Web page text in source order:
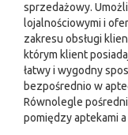
sprzedażowy.
lojalnościowymi i
zakresu obsługi
którym klient
łatwy i wygodny
bezpośrednio w
Równolegle
pomiędzy aptekami